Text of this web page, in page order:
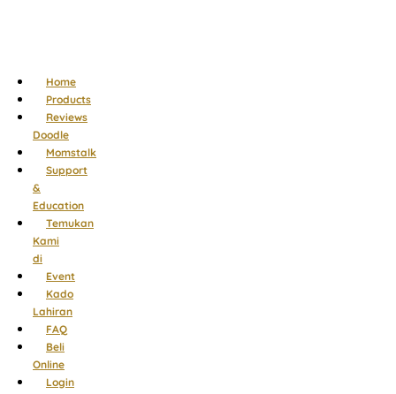
Home
Products
Reviews
Doodle
Momstalk
Support
&
Education
Temukan
Kami
di
Event
Kado
Lahiran
FAQ
Beli
Online
Login